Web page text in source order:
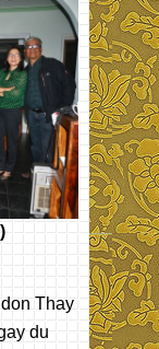
Thay
du